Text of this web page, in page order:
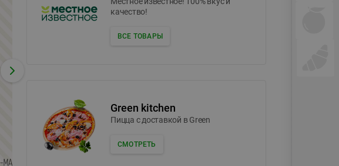
качество!
ВСЕ ТОВАРЫ
Green kitchen
Пицца c доставкой в Green
СМОТРЕТЬ